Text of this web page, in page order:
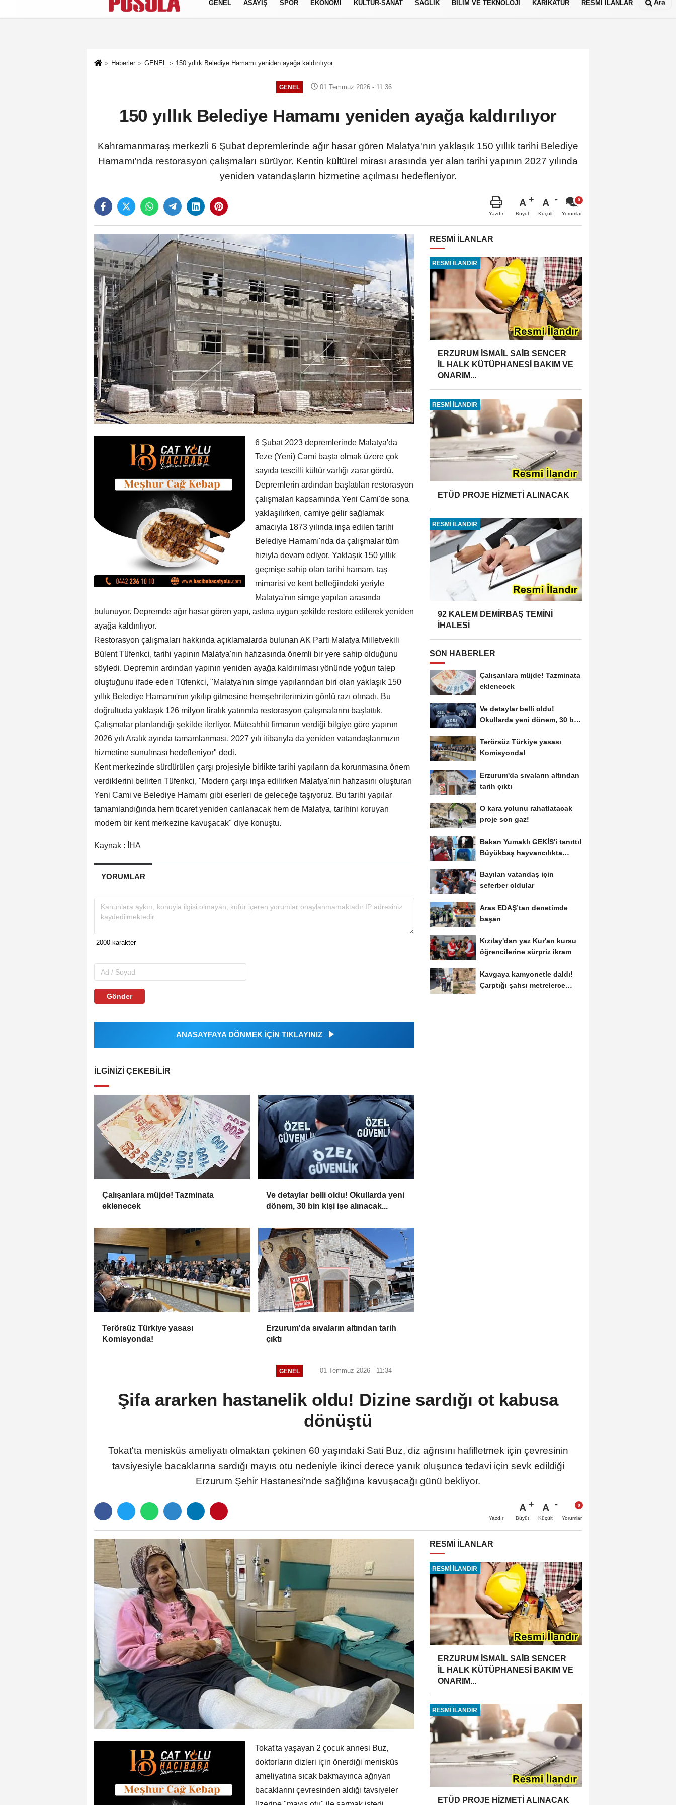
Künye İletişim Gizlilik Politikası
GENEL ASAYİŞ SPOR EKONOMİ KÜLTÜR-SANAT SAĞLIK BİLİM VE TEKNOLOJİ KARİKATÜR RESMİ İLANLAR Ara
Haberler GENEL 150 yıllık Belediye Hamamı yeniden ayağa kaldırılıyor
GENEL 01 Temmuz 2026 - 11:36
150 yıllık Belediye Hamamı yeniden ayağa kaldırılıyor
Kahramanmaraş merkezli 6 Şubat depremlerinde ağır hasar gören Malatya'nın yaklaşık 150 yıllık tarihi Belediye
Hamamı'nda restorasyon çalışmaları sürüyor. Kentin kültürel mirası arasında yer alan tarihi yapının 2027 yılında
yeniden vatandaşların hizmetine açılması hedefleniyor.
Yazdır
A
Büyüt
A
Küçült Yorumlar
6 Şubat 2023 depremlerinde Malatya'da
Teze (Yeni) Cami başta olmak üzere çok
sayıda tescilli kültür varlığı zarar gördü.
Depremlerin ardından başlatılan restorasyon
çalışmaları kapsamında Yeni Cami'de sona
yaklaşılırken, camiye gelir sağlamak
amacıyla 1873 yılında inşa edilen tarihi
Belediye Hamamı'nda da çalışmalar tüm
hızıyla devam ediyor. Yaklaşık 150 yıllık
geçmişe sahip olan tarihi hamam, taş
mimarisi ve kent belleğindeki yeriyle
Malatya'nın simge yapıları arasında
bulunuyor. Depremde ağır hasar gören yapı, aslına uygun şekilde restore edilerek yeniden
ayağa kaldırılıyor.
Restorasyon çalışmaları hakkında açıklamalarda bulunan AK Parti Malatya Milletvekili
Bülent Tüfenkci, tarihi yapının Malatya'nın hafızasında önemli bir yere sahip olduğunu
söyledi. Depremin ardından yapının yeniden ayağa kaldırılması yönünde yoğun talep
oluştuğunu ifade eden Tüfenkci, "Malatya'nın simge yapılarından biri olan yaklaşık 150
yıllık Belediye Hamamı'nın yıkılıp gitmesine hemşehrilerimizin gönlü razı olmadı. Bu
doğrultuda yaklaşık 126 milyon liralık yatırımla restorasyon çalışmalarını başlattık.
Çalışmalar planlandığı şekilde ilerliyor. Müteahhit firmanın verdiği bilgiye göre yapının
2026 yılı Aralık ayında tamamlanması, 2027 yılı itibarıyla da yeniden vatandaşlarımızın
hizmetine sunulması hedefleniyor" dedi.
Kent merkezinde sürdürülen çarşı projesiyle birlikte tarihi yapıların da korunmasına önem
verdiklerini belirten Tüfenkci, "Modern çarşı inşa edilirken Malatya'nın hafızasını oluşturan
Yeni Cami ve Belediye Hamamı gibi eserleri de geleceğe taşıyoruz. Bu tarihi yapılar
tamamlandığında hem ticaret yeniden canlanacak hem de Malatya, tarihini koruyan
modern bir kent merkezine kavuşacak" diye konuştu.
Kaynak : İHA
YORUMLAR
Gönder
ANASAYFAYA DÖNMEK İÇİN TIKLAYINIZ
İLGINIZI ÇEKEBILIR
Çalışanlara müjde! Tazminata
eklenecek
Ve detaylar belli oldu! Okullarda yeni
dönem, 30 bin kişi işe alınacak...
Terörsüz Türkiye yasası
Komisyonda!
Erzurum'da sıvaların altından tarih
çıktı
RESMİ İLANLAR
RESMİ İLANDIR
ERZURUM İSMAİL SAİB SENCER
İL HALK KÜTÜPHANESİ BAKIM VE
ONARIM...
RESMİ İLANDIR
ETÜD PROJE HİZMETİ ALINACAK
RESMİ İLANDIR
92 KALEM DEMİRBAŞ TEMİNİ
İHALESİ
SON HABERLER
Çalışanlara müjde! Tazminata
eklenecek
Ve detaylar belli oldu!
Okullarda yeni dönem, 30 bin
Terörsüz Türkiye yasası
Komisyonda!
Erzurum'da sıvaların altından
tarih çıktı
O kara yolunu rahatlatacak
proje son gaz!
Bakan Yumaklı GEKİS'i tanıttı!
Büyükbaş hayvancılıkta
Bayılan vatandaş için
seferber oldular
Aras EDAŞ’tan denetimde
başarı
Kızılay'dan yaz Kur'an kursu
öğrencilerine sürpriz ikram
Kavgaya kamyonetle daldı!
Çarptığı şahsı metrelerce
GENEL 01 Temmuz 2026 - 11:34
Şifa ararken hastanelik oldu! Dizine sardığı ot kabusa
dönüştü
Tokat'ta menisküs ameliyatı olmaktan çekinen 60 yaşındaki Sati Buz, diz ağrısını hafifletmek için çevresinin
tavsiyesiyle bacaklarına sardığı mayıs otu nedeniyle ikinci derece yanık oluşunca tedavi için sevk edildiği
Erzurum Şehir Hastanesi'nde sağlığına kavuşacağı günü bekliyor.
Yazdır
A
Büyüt
A
Küçült Yorumlar
Tokat'ta yaşayan 2 çocuk annesi Buz,
doktorların dizleri için önerdiği menisküs
ameliyatına sıcak bakmayınca ağrıyan
bacaklarını çevresinden aldığı tavsiyeler
RESMİ İLANLAR
RESMİ İLANDIR
ERZURUM İSMAİL SAİB SENCER
İL HALK KÜTÜPHANESİ BAKIM VE
ONARIM...
RESMİ İLANDIR
ETÜD PROJE HİZMETİ ALINACAK